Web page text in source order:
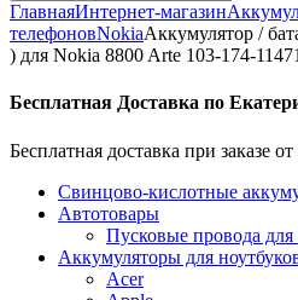
ГлавнаяИнтернет-магазин
телефоновNokiaАккумулятор /
) для Nokia 8800 Arte 103-174-
Бесплатная Доставка по
Бесплатная доставка при заказе
Cвинцово-кислотные
Автотовары
Пусковые провода для
Аккумуляторы для
Acer